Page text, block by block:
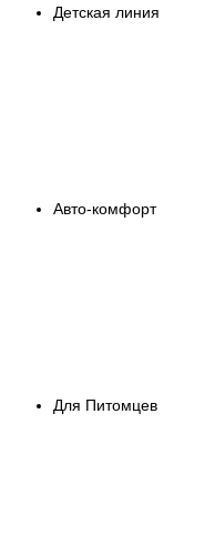
Детская линия
Авто-комфорт
Для Питомцев